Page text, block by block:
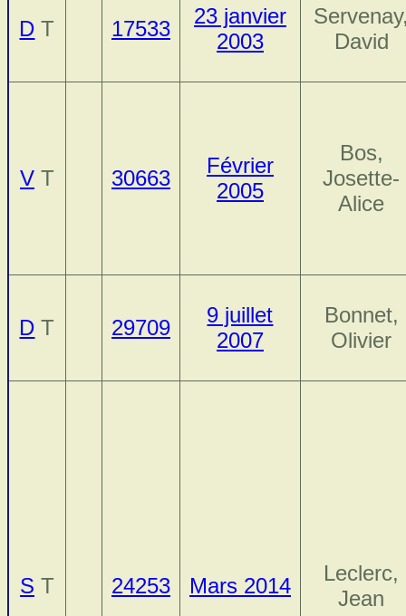
D T 17533
23 janvier
2003
David
V T 30663
Février
2005
Bos,
Josette-
Alice
D T 29709
9 juillet
2007
Bonnet,
Olivier
S T 24253 Mars 2014
Leclerc,
Jean